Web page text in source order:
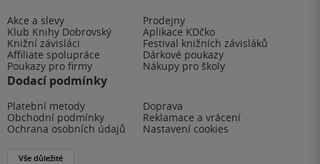
Akce a slevy
Prodejny
Klub Knihy Dobrovský
Aplikace KDčko
Knižní závisláci
Festival knižních závisláků
Affiliate spolupráce
Dárkové poukazy
Poukazy pro firmy
Nákupy pro školy
Dodací podmínky
Platební metody
Doprava
Obchodní podmínky
Reklamace a vrácení
Ochrana osobních údajů
Nastavení cookies
Vše důležité